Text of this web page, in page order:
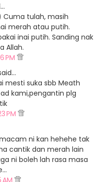
Cuma tulah, masih
merah atau putih.
inai putih. Sanding nak
Allah.
PM
mesti suka sbb Meath
kami,pengantin plg
PM
ni kan hehehe tak
cantik dan merah lain
ni boleh lah rasa masa
AM